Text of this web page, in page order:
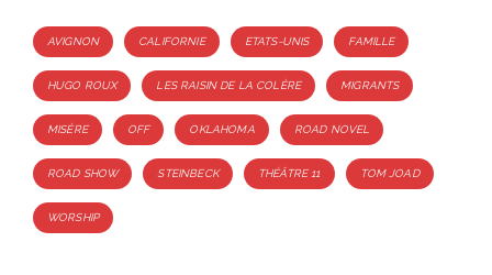
Tags
AVIGNON CALIFORNIE ETATS-UNIS FAMILLE
HUGO ROUX LES RAISIN DE LA COLÈRE MIGRANTS
MISÈRE OFF OKLAHOMA ROAD NOVEL
ROAD SHOW STEINBECK THÉÂTRE 11 TOM JOAD
WORSHIP